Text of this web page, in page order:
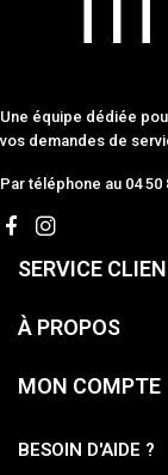
Une équipe dédiée
vos demandes de
Par téléphone au 04 50
SERVICE
À PROPOS
MON COMPTE
BESOIN D'AIDE ?